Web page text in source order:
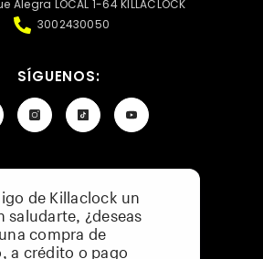
Alegra LOCAL 1-64 KILLACLOCK
3002430050
SÍGUENOS:
De Privacidad
Frecuentes
De Menor A Mayor
de Killaclock un
saludarte, ¿deseas
compra de
a crédito o pago